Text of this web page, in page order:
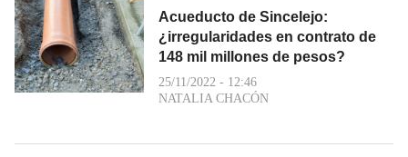
Acueducto de Sincelejo:
¿irregularidades en contrato de
148 mil millones de pesos?
25/11/2022 - 12:46
NATALIA CHACÓN